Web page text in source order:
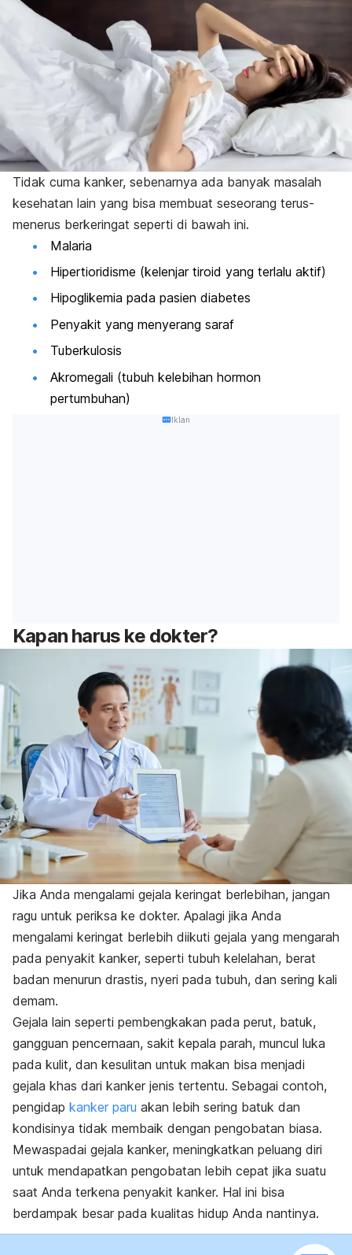
Tidak cuma kanker, sebenarnya ada banyak masalah
kesehatan lain yang bisa membuat seseorang terus-
menerus berkeringat seperti di bawah ini.
Malaria
Hipertioridisme (kelenjar tiroid yang terlalu aktif)
Hipoglikemia pada pasien diabetes
Penyakit yang menyerang saraf
Tuberkulosis
Akromegali (tubuh kelebihan hormon
pertumbuhan)
Iklan
Kapan harus ke dokter?
Jika Anda mengalami gejala keringat berlebihan, jangan
ragu untuk periksa ke dokter. Apalagi jika Anda
mengalami keringat berlebih diikuti gejala yang mengarah
pada penyakit kanker, seperti tubuh kelelahan, berat
badan menurun drastis, nyeri pada tubuh, dan sering kali
demam.
Gejala lain seperti pembengkakan pada perut, batuk,
gangguan pencernaan, sakit kepala parah, muncul luka
pada kulit, dan kesulitan untuk makan bisa menjadi
gejala khas dari kanker jenis tertentu. Sebagai contoh,
pengidap kanker paru akan lebih sering batuk dan
kondisinya tidak membaik dengan pengobatan biasa.
Mewaspadai gejala kanker, meningkatkan peluang diri
untuk mendapatkan pengobatan lebih cepat jika suatu
saat Anda terkena penyakit kanker. Hal ini bisa
berdampak besar pada kualitas hidup Anda nantinya.